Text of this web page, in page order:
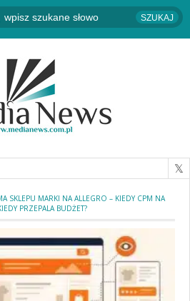
SKLEPU MARKI NA ALLEGRO – KIEDY CPM NA
PRZEPALA BUDŻET?